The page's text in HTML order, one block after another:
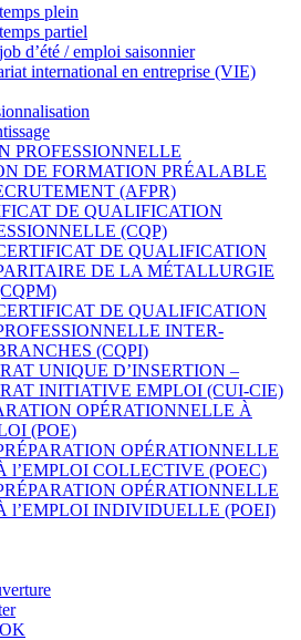
plein
partiel
d’été / emploi saisonnier
international en entreprise (VIE)
PROFESSIONNELLE
DE FORMATION PRÉALABLE
(AFPR)
DE QUALIFICATION
(CQP)
DE QUALIFICATION
DE LA MÉTALLURGIE
DE QUALIFICATION
INTER-
(CQPI)
UNIQUE D’INSERTION –
INITIATIVE EMPLOI (CUI-CIE)
OPÉRATIONNELLE À
(POE)
OPÉRATIONNELLE
l’EMPLOI COLLECTIVE (POEC)
OPÉRATIONNELLE
l’EMPLOI INDIVIDUELLE (POEI)